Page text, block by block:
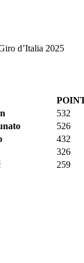
d’Italia 2025
532
526
432
326
259